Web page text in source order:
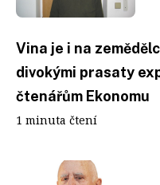
Vina je i na
divokými prasaty
čtenářům Ekonomu
1 minuta čtení